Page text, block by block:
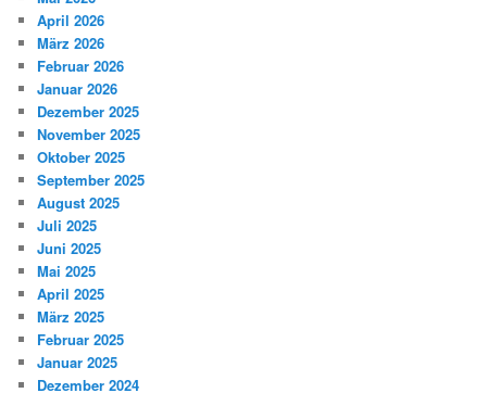
April 2026
März 2026
Februar 2026
Januar 2026
Dezember 2025
November 2025
Oktober 2025
September 2025
August 2025
Juli 2025
Juni 2025
Mai 2025
April 2025
März 2025
Februar 2025
Januar 2025
Dezember 2024